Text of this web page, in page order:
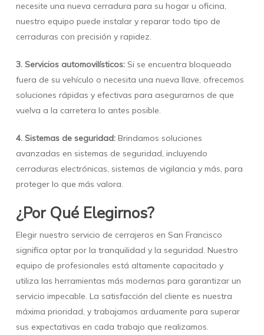
necesite una nueva cerradura para su hogar u oficina,
nuestro equipo puede instalar y reparar todo tipo de
cerraduras con precisión y rapidez.
3. Servicios automovilísticos:Si se encuentra bloqueado
fuera de su vehículo o necesita una nueva llave, ofrecemos
soluciones rápidas y efectivas para asegurarnos de que
vuelva a la carretera lo antes posible.
4. Sistemas de seguridad:Brindamos soluciones
avanzadas en sistemas de seguridad, incluyendo
cerraduras electrónicas, sistemas de vigilancia y más, para
proteger lo que más valora.
¿Por Qué Elegirnos?
Elegir nuestro servicio de cerrajeros en San Francisco
significa optar por la tranquilidad y la seguridad. Nuestro
equipo de profesionales está altamente capacitado y
utiliza las herramientas más modernas para garantizar un
servicio impecable. La satisfacción del cliente es nuestra
máxima prioridad, y trabajamos arduamente para superar
sus expectativas en cada trabajo que realizamos.